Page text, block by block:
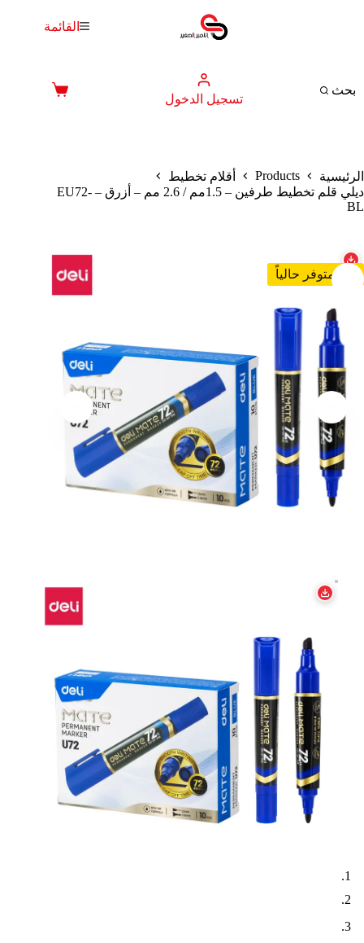
القائمة
بحث
تسجيل الدخول
عربة
الرئيسية Products
أقلام تخطيط
ديلي قلم تخطيط طرفين – 1.5مم / 2.6 مم – أزرق – EU72-
BL
غير متوفر حالياً